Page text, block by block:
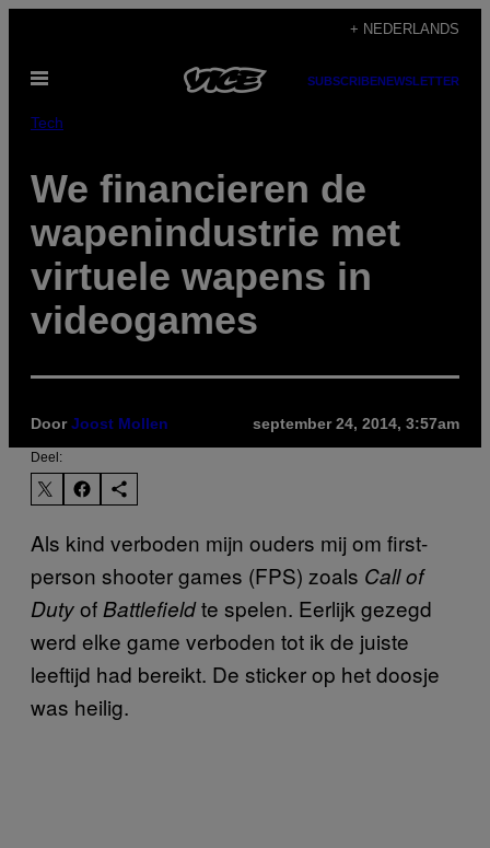
de
inhoud
+ NEDERLANDS
Open
SUBSCRIBENEWSLETTER
Tech
We financieren de
wapenindustrie met
virtuele wapens in
videogames
DoorJoost Mollen september 24, 2014, 3:57am
Deel:
Als kind verboden mijn ouders mij om first-
person shooter games (FPS) zoals Call of
Dutyof Battlefieldte spelen. Eerlijk gezegd
werd elke game verboden tot ik de juiste
leeftijd had bereikt. De sticker op het doosje
was heilig.